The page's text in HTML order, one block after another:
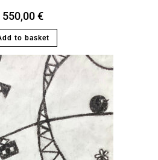
550,00€
to basket